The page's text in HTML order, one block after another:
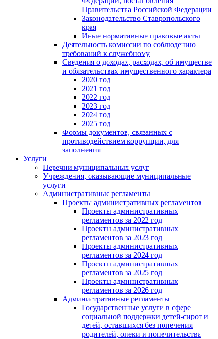
Правительства Российской Федерации
Законодательство Ставропольского
края
Иные нормативные правовые акты
Деятельность комиссии по соблюдению
требований к служебному
Сведения о доходах, расходах, об имуществе
и обязательствах имущественного характера
2020 год
2021 год
2022 год
2023 год
2024 год
2025 год
Формы документов, связанных с
противодействием коррупции, для
заполнения
Услуги
Перечни муниципальных услуг
Учреждения, оказывающие муниципальные
услуги
Административные регламенты
Проекты административных регламентов
Проекты административных
регламентов за 2022 год
Проекты административных
регламентов за 2023 год
Проекты административных
регламентов за 2024 год
Проекты административных
регламентов за 2025 год
Проекты административных
регламентов за 2026 год
Административные регламенты
Государственные услуги в сфере
социальной поддержки детей-сирот и
детей, оставшихся без попечения
родителей, опеки и попечительства